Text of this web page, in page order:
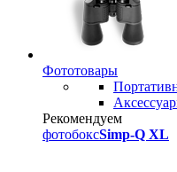
Фототовары
Рекомендуем
фотобоксSimp-Q XL